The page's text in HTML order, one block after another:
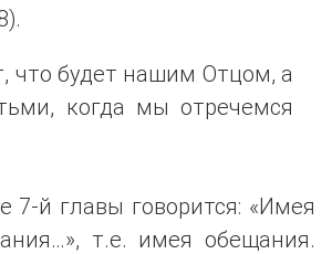
что будет нашим Отцом, а
когда мы отречемся
7-й главы говорится: «Имея
т.е. имея обещания.